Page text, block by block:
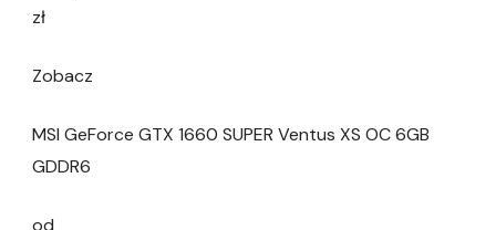
zł
Zobacz
MSI GeForce GTX 1660 SUPER Ventus XS OC 6GB
GDDR6
od